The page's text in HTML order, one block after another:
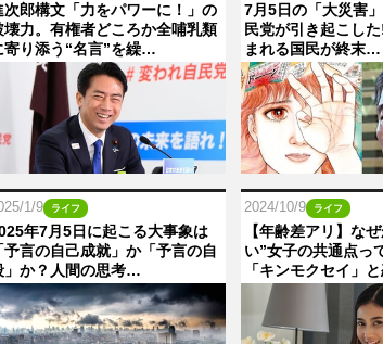
次郎構文「力をパワーに！」の
壊力。有権者どころか全哺乳類
寄り添う“名言”を繰…
7月5日の「大災害
民党が引き起こし
まれる国民が終末…
1/9 ライフ
年7月5日に起こる大事象は
予言の自己成就」か「予言の自
」か？人間の思考…
2024/10/9 ライフ
【年齢差アリ】な
い”女子の共通点っ
「キンモクセイ」